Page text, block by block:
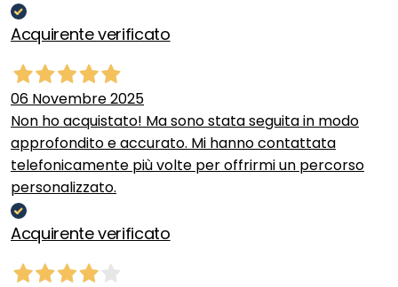
Acquirente verificato
06 Novembre 2025
Non ho acquistato! Ma sono stata seguita in modo
approfondito e accurato. Mi hanno contattata
telefonicamente più volte per offrirmi un percorso
personalizzato.
Acquirente verificato